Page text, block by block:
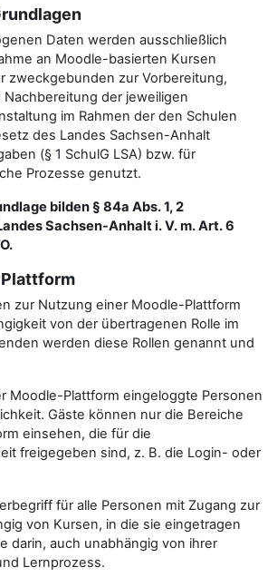
Daten werden ausschließlich
an Moodle-basierten Kursen
zweckgebunden zur Vorbereitung,
der jeweiligen
im Rahmen der den Schulen
des Landes Sachsen-Anhalt
(§ 1 SchulG LSA) bzw. für
Prozesse genutzt.
bilden § 84a Abs. 1, 2
Sachsen-Anhalt i. V. m. Art. 6
zur Nutzung einer Moodle-Plattform
von der übertragenen Rolle im
werden diese Rollen genannt und
Moodle-Plattform eingeloggte Personen
Gäste können nur die Bereiche
einsehen, die für die
freigegeben sind, z. B. die Login- oder
für alle Personen mit Zugang zur
von Kursen, in die sie eingetragen
darin, auch unabhängig von ihrer
Lernprozess.